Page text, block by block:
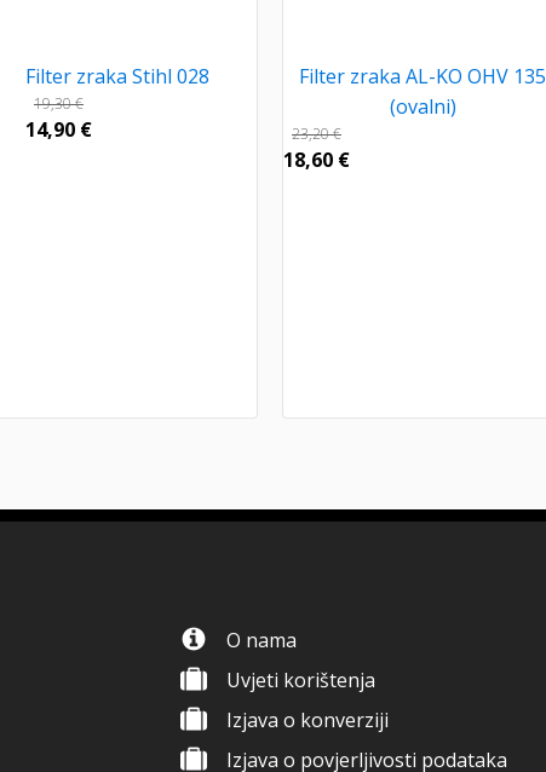
Filter zraka Stihl 028
19,30€
14,90 €
Filter zraka AL-KO OHV 135
(ovalni)
23,20€
18,60 €
O nama
Uvjeti korištenja
Izjava o konverziji
Izjava o povjerljivosti podataka